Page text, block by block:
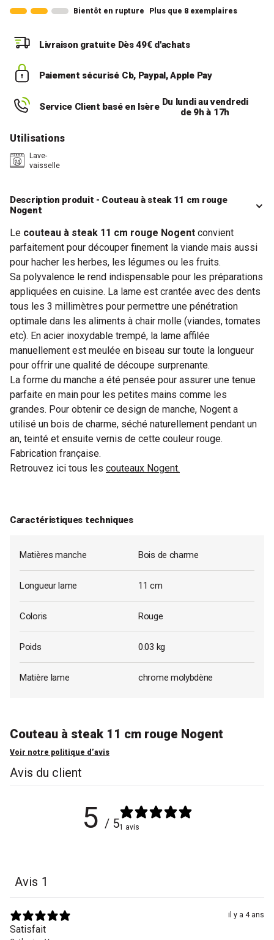
Bientôt en rupture Plus que 8 exemplaires
Livraison gratuite Dès 49€ d'achats
Paiement sécurisé Cb, Paypal, Apple Pay
Service Client basé en Isère Du lundi au vendredi
de 9h à 17h
Utilisations
Lave-
vaisselle
Description produit - Couteau à steak 11 cm rouge
Nogent
Le couteau à steak 11 cm rouge Nogent convient
parfaitement pour découper finement la viande mais aussi
pour hacher les herbes, les légumes ou les fruits.
Sa polyvalence le rend indispensable pour les préparations
appliquées en cuisine. La lame est crantée avec des dents
tous les 3 millimètres pour permettre une pénétration
optimale dans les aliments à chair molle (viandes, tomates
etc). En acier inoxydable trempé, la lame affilée
manuellement est meulée en biseau sur toute la longueur
pour offrir une qualité de découpe surprenante.
La forme du manche a été pensée pour assurer une tenue
parfaite en main pour les petites mains comme les
grandes. Pour obtenir ce design de manche, Nogent a
utilisé un bois de charme, séché naturellement pendant un
an, teinté et ensuite vernis de cette couleur rouge.
Fabrication française.
Retrouvez ici tous les couteaux Nogent.
Caractéristiques techniques
Matières manche Bois de charme
Longueur lame 11 cm
Coloris Rouge
Poids 0.03 kg
Matière lame chrome molybdène
Couteau à steak 11 cm rouge Nogent
Voir notre politique d’avis
Avis du client
5 / 51 avis
Avis 1
il y a 4 ans
Satisfait